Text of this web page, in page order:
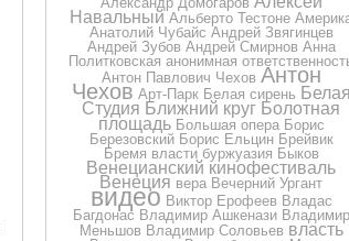
Навальный Альберто Тестоне
Анатолий Чубайс Андрей Звягинцев
Андрей Зубов Андрей Смирнов Анна
Политковская анонимная
Антон Павлович Чехов Антон
Чехов Арт-Парк Белая сирень Белая
Студия Ближний круг Болотная
площадь Большая опера Борис
Березовский Борис Ельцин Брейвик
Бремя власти буржуазия Быков
Венецианский кинофестиваль
Венеция вера Вечерний Ургант
видео Виктор Ерофеев Владас
Багдонас Владимир Ашкенази Владимир
Меньшов Владимир Соловьев власть